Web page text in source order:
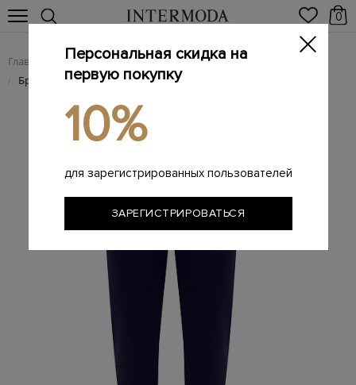
0
Главная Мужчинам / Одежда / Мужские брюки
/ Брендовые мужские брюки
Персональная скидка на
первую покупку
10%
для зарегистрированных пользователей
ЗАРЕГИСТРИРОВАТЬСЯ